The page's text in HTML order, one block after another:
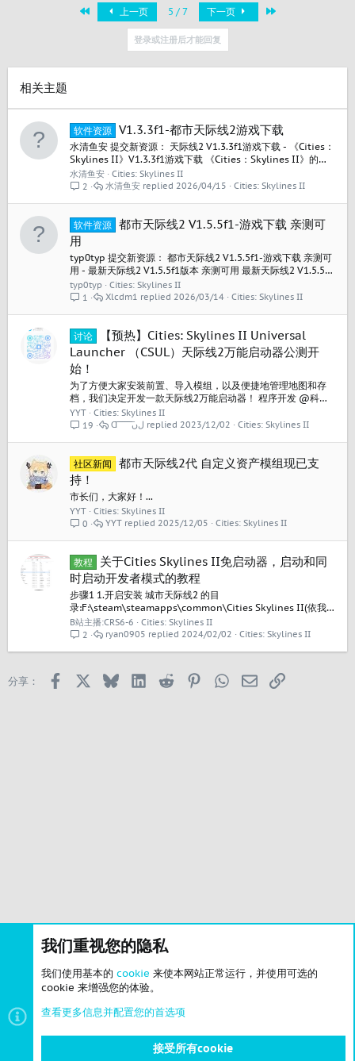
首个 上一页 5 / 7 下一页
登录或注册后才能回复
相关主题
软件资源 V1.3.3f1-都市天际线2游戏下载
水清鱼安 提交新资源： 天际线2 V1.3.3f1游戏下载 - 《Cities：
Skylines II》V1.3.3f1游戏下载 《Cities：Skylines II》的
v1.3.3f1版本 包含游戏本体英文更新日志、更新日志翻译与总结
在一个资源站上下载的，宣称是中文豪华版+全DLC，由于找不
水清鱼安
Cities: Skylines II
2
Cities: Skylines II
2026/04/15
水清鱼安
软件资源
都市天际线2 V1.5.5f1-游戏下载 亲测可
用
typ0typ 提交新资源： 都市天际线2 V1.5.5f1-游戏下载 亲测可
用 - 最新天际线2 V1.5.5f1版本 亲测可用 最新天际线2 V1.5.5f1
版本 亲测可用 最新天际线2 V1.5.5f1版本 亲测可用 最新天际线
2 V1.5.5f1版本 亲测可用 最新天际线2 V1.5.5f1版本 亲测可用
typ0typ
Cities: Skylines II
1
Cities: Skylines II
2026/03/14
Xlcdm1
讨论
【预热】Cities: Skylines II Universal
Launcher （CSUL）天际线2万能启动器公测开
始！
为了方便大家安装前置、导入模组，以及便捷地管理地图和存
档，我们决定开发一款天际线2万能启动器！ 程序开发 @科幻
大脑 ，功能策划 @YYT 目前进展： 基本UI框架已开发完毕 本
地存档地图导入功能已开发完毕 本地Mod导入功能已基本完成
开始！...
YYT
Cities: Skylines II
19
Cities: Skylines II
2023/12/02 Ɑ͞ ͞ ͞ ͞ ͞ ͞ ﻝﮞ
社区新闻
都市天际线2代 自定义资产模组现已支
持！
市长们，大家好！...
YYT
Cities: Skylines II
0
Cities: Skylines II
2025/12/05
YYT
教程
关于Cities Skylines II免启动器，启动和同
时启动开发者模式的教程
步骤1 1.开启安装 城市天际线2 的目
录:F:\steam\steamapps\common\Cities Skylines II(依我
的例子我是安装在F盘) 2.新创创一个文件夹档名为
Cities2.bat，然后开启文件后输入start Cities2.exe
B站主播:CRS6-6
Cities: Skylines II
2
Cities: Skylines II
2024/02/02
ryan0905
分享： Facebook BlueskyLinkedIn
Reddit PinterestWhatsApp
邮箱 链接
我们重视您的隐私
我们使用基本的 cookie 来使本网站正常运行，并使用可选的
cookie 来增强您的体验。
查看更多信息并配置您的首选项
接受所有cookie